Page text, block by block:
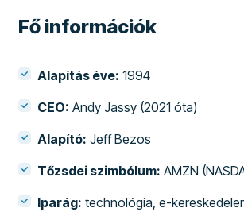
Fő információk
Alapítás éve: 1994
CEO: Andy Jassy (2021 óta)
Alapító: Jeff Bezos
Tőzsdei szimbólum: AMZN
Iparág: technológia, e-